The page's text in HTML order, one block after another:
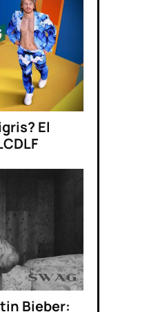
El
Bieber: